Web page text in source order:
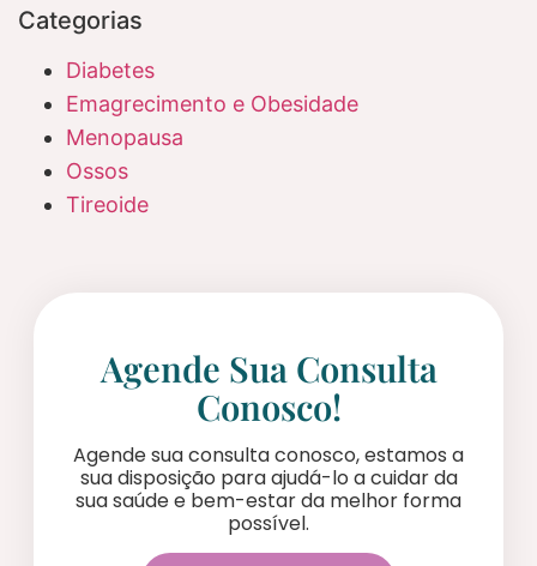
Categorias
Diabetes
Emagrecimento e Obesidade
Menopausa
Ossos
Tireoide
Agende Sua Consulta
Conosco!
Agende sua consulta conosco, estamos a
sua disposição para ajudá-lo a cuidar da
sua saúde e bem-estar da melhor forma
possível.